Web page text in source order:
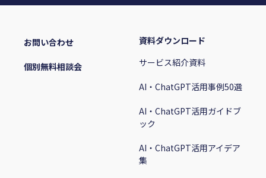
お問い合わせ
個別無料相談会
資料ダウンロード
サービス紹介資料
AI・ChatGPT活用事例50選
AI・ChatGPT活用ガイドブ
ック
AI・ChatGPT活用アイデア
集